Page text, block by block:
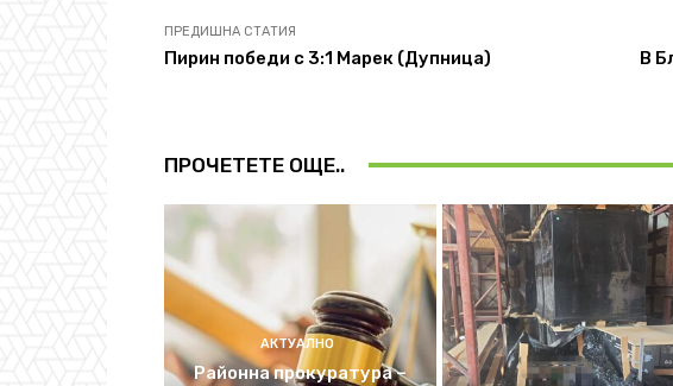
ПРЕДИШНА СТАТИЯ
Пирин победи с 3:1 Марек (Дупница)
В
ПРОЧЕТЕТЕ ОЩЕ..
АКТУАЛНО
Районна прокуратура –